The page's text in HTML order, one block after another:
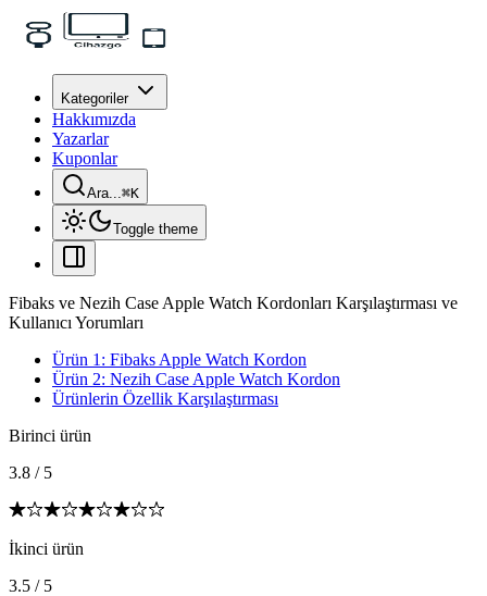
Kategoriler
Hakkımızda
Yazarlar
Kuponlar
Ara...⌘K
Toggle theme
Fibaks ve Nezih Case Apple Watch Kordonları Karşılaştırması ve
Kullanıcı Yorumları
Ürün 1: Fibaks Apple Watch Kordon
Ürün 2: Nezih Case Apple Watch Kordon
Ürünlerin Özellik Karşılaştırması
Birinci ürün
3.8 / 5
İkinci ürün
3.5 / 5